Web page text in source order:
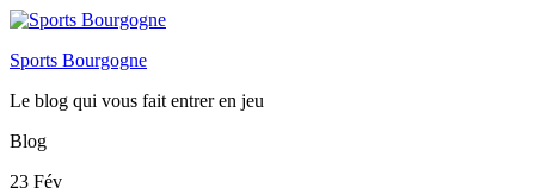
Sports Bourgogne
Le blog qui vous fait entrer en jeu
Blog
23 Fév